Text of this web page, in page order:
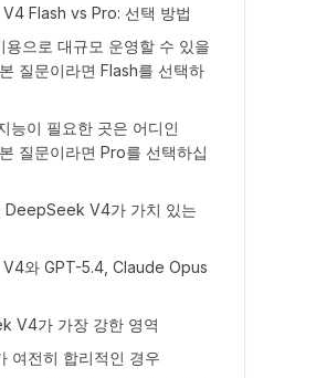
Flash vs Pro: 선택 방법
용으로 대규모 운영할 수 있을
질문이라면 Flash를 선택하
능이 필요한 곳은 어디인
질문이라면 Pro를 선택하십
DeepSeek V4가 가치 있는
와 GPT-5.4, Claude Opus
V4가 가장 강한 영역
여전히 합리적인 경우